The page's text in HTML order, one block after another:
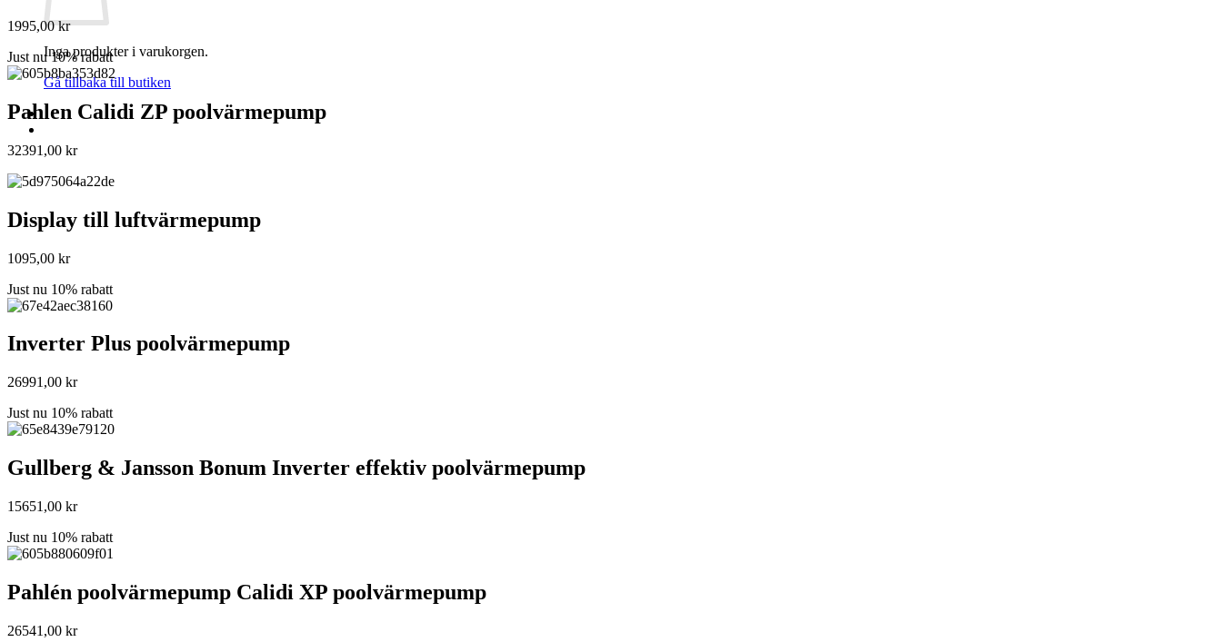
Inga produkter i varukorgen.
Gå tillbaka till butiken
1995,00kr
Just nu 10% rabatt
Pahlen Calidi ZP poolvärmepump
32391,00 kr
Display till luftvärmepump
1095,00 kr
Just nu 10% rabatt
Inverter Plus poolvärmepump
26991,00 kr
Just nu 10% rabatt
Gullberg & Jansson Bonum Inverter effektiv poolvärmepump
15651,00 kr
Just nu 10% rabatt
Pahlén poolvärmepump Calidi XP poolvärmepump
26541,00 kr